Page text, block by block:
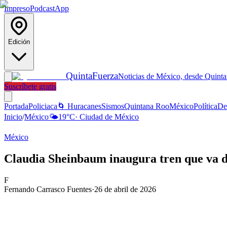
ImpresoPodcastApp
Edición
QuintaFuerzaNoticias de México, desde
Suscríbete gratis
PortadaPoliciaca 🌀 HuracanesSismosQuintana RooMéxicoPolítica
Inicio/México🌤️19°C· Ciudad de México
México
Claudia Sheinbaum inaugura tren que va
F
Fernando Carrasco Fuentes·26 de abril de 2026